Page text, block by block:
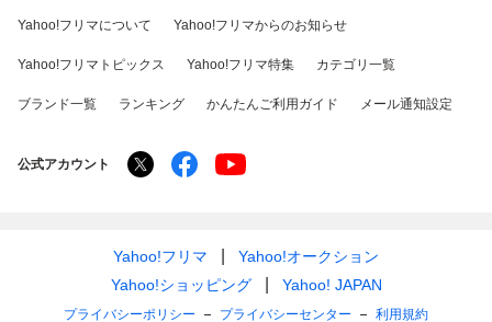
Yahoo!フリマについて Yahoo!フリマからのお知らせ
Yahoo!フリマトピックス Yahoo!フリマ特集 カテゴリ一覧
ブランド一覧 ランキング かんたんご利用ガイド メール通知設定
公式アカウント
Yahoo!フリマ
Yahoo!オークション
Yahoo!ショッピング
Yahoo! JAPAN
プライバシーポリシー プライバシーセンター 利用規約